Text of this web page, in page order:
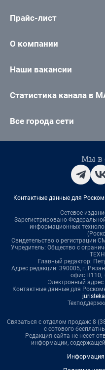
Прайс-лист
О компании
Наши вакансии
Статистика канала в
Все города сети
Мы в
Контактные данные для
Сетевое
Зарегистрировано
информационных
Свидетельство о регистрации
Учредитель: Общество с
Главный редактор:
Адрес редакции: 390005, г.
офис Н110,
Электронный адрес
Контактные данные для
Связаться с отделом продаж: 8
с сотового
Редакция сайта не несет
информации,
Информация